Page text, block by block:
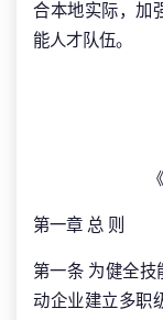
合本地实际，加
能人才队伍。
第一章 总 则
第一条 为健全技
动企业建立多职